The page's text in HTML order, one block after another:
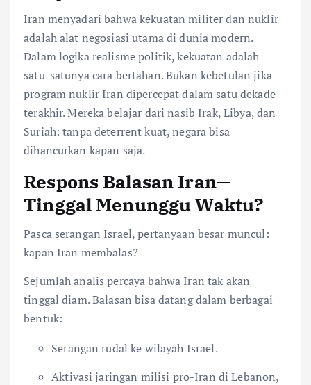
Iran menyadari bahwa kekuatan militer dan nuklir
adalah alat negosiasi utama di dunia modern.
Dalam logika realisme politik, kekuatan adalah
satu-satunya cara bertahan. Bukan kebetulan jika
program nuklir Iran dipercepat dalam satu dekade
terakhir. Mereka belajar dari nasib Irak, Libya, dan
Suriah: tanpa deterrent kuat, negara bisa
dihancurkan kapan saja.
Respons Balasan Iran—
Tinggal Menunggu Waktu?
Pasca serangan Israel, pertanyaan besar muncul:
kapan Iran membalas?
Sejumlah analis percaya bahwa Iran tak akan
tinggal diam. Balasan bisa datang dalam berbagai
bentuk:
Serangan rudal ke wilayah Israel.
Aktivasi jaringan milisi pro-Iran di Lebanon,